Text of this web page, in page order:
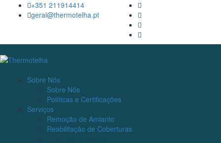
+351 211914414
geral@thermotelha.pt
Sobre Nós
Sobre Nós
Políticas e Certificações
Serviços
Remoção de Amianto
Reabilitação de Coberturas